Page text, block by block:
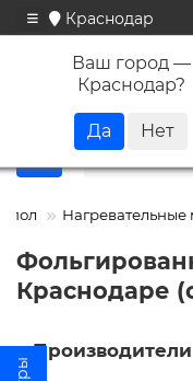
Краснодар
Ваш город —
Краснодар?
пол Нагревательные
Краснодаре
Производители